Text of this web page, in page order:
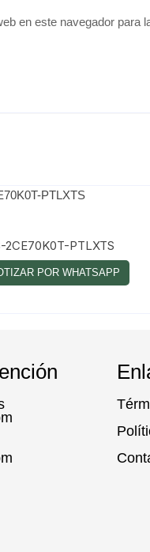
en este navegador para
2CE70K0T-PTLXTS
POR WHATSAPP